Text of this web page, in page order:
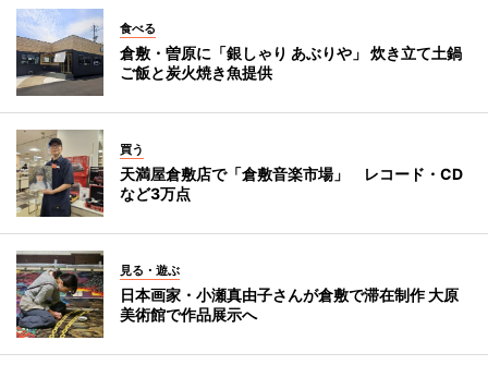
食べる
倉敷・曽原に「銀しゃり あぶりや」 炊き立て土鍋
ご飯と炭火焼き魚提供
買う
天満屋倉敷店で「倉敷音楽市場」 レコード・CD
など3万点
見る・遊ぶ
日本画家・小瀬真由子さんが倉敷で滞在制作 大原
美術館で作品展示へ